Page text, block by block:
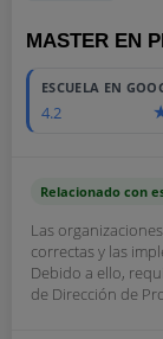
MASTER EN
ESCUELA EN
4.2
Relacionado con
Las
correctas y las
Debido a ello,
de Dirección de